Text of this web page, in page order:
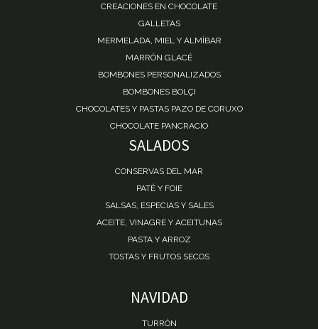
CREACIONES EN CHOCOLATE
GALLETAS
MERMELADA, MIEL Y ALMÍBAR
MARRÓN GLACÉ
BOMBONES PERSONALIZADOS
BOMBONES BOLÇI
CHOCOLATES Y PASTAS PAZO DE CORUXO
CHOCOLATE PANCRACIO
SALADOS
CONSERVAS DEL MAR
PATÉ Y FOIE
SALSAS, ESPECIAS Y SALES
ACEITE, VINAGRE Y ACEITUNAS
PASTA Y ARROZ
TOSTAS Y FRUTOS SECOS
NAVIDAD
TURRÓN